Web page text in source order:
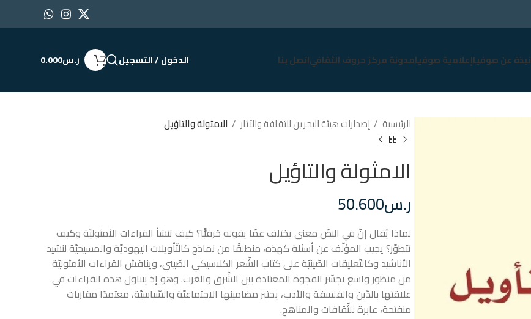
نبذة عن صوفياإعلامية صوفيامدونة مركز حروف الثقافياتصل بنا الدخول / التسجيل ر.س0.000
الرئيسية إصدارات هيئة البحرين للثقافة والآثار الامثولة والتاؤيل
الامثولة والتاؤيل
ر.س50.600
لماذا يُقال إنّ في النصّ معنى يختلف عمّا يقوله حَرفيًّا؟ كيف تنشأ القراءات الأمثوليّة وكيف
تتطوّر؟ يجيب المؤلّف عن أسئلة كهذه، منطلقًا من نماذج كالتّأويلات اليهوديّة والمسيحيّة لنشيد
الأناشيد وكالتّعليقات الصّينيّة على كتاب الشّعر الكلاسيكي الصّيني، ويناقش القراءات الأمثوليّة
من منظور واسع يجسّر الفجوة المعتادة بين الشّرق والغرب. وهو إذ يتناول هذه القراءات في
علاقتها بالدّين والفلسفة والأدب، يختبر مضامينها الاجتماعيّة والسّياسيّة، معتمدًا مقاربات
منفتحة، عابرة للثّقافات والمناهج.